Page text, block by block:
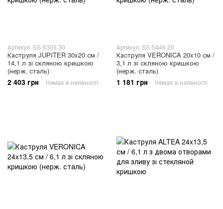
Артикул: SS-5305.30
Каструля JUPITER 30x20 см /
14,1 л зі скляною кришкою
(нерж. сталь)
2 403 грн Немає в наявності
Артикул: SS-5446.20
Каструля VERONICA 20x10 см /
3,1 л зі скляною кришкою
(нерж. сталь)
1 181 грн Немає в наявності